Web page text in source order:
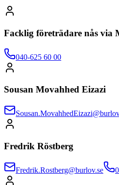
Facklig företrädare nås via
040-625 60 00
Sousan Movahhed Eizazi
Fredrik Röstberg
Fredrik.Rostberg@burlov.se